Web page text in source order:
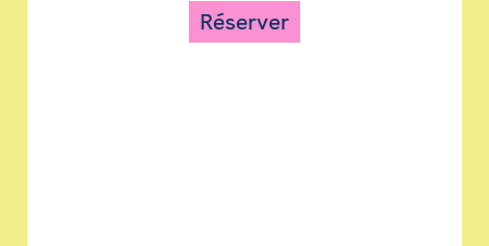
Réserver